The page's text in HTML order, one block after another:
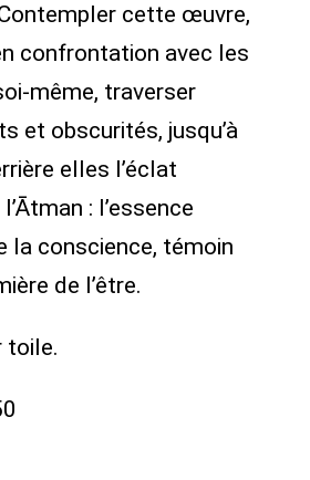
cette œuvre,
confrontation avec les
même, traverser
et obscurités, jusqu’à
elles l’éclat
: l’essence
la conscience, témoin
de l’être.
toile.